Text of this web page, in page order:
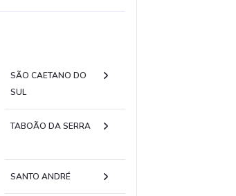
SÃO CAETANO DO
SUL
TABOÃO DA SERRA
SANTO ANDRÉ